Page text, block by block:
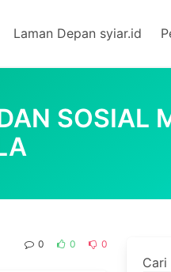
Laman Depan syiar.id
SOSIAL
0 0 0
Cari